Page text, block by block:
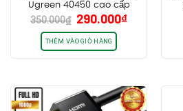
Ugreen 40450 cao cấp
chính hãng
350.000₫ Giá
gốc
là:
350.000₫.
290.000₫Giá
THÊM VÀO GIỎ HÀNG